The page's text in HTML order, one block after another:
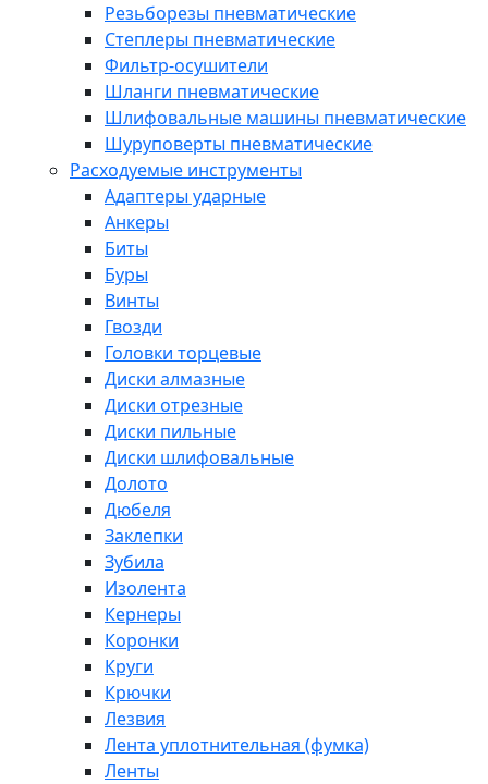
Резьборезы пневматические
Степлеры пневматические
Фильтр-осушители
Шланги пневматические
Шлифовальные машины пневматические
Шуруповерты пневматические
Расходуемые инструменты
Адаптеры ударные
Анкеры
Биты
Буры
Винты
Гвозди
Головки торцевые
Диски алмазные
Диски отрезные
Диски пильные
Диски шлифовальные
Долото
Дюбеля
Заклепки
Зубила
Изолента
Кернеры
Коронки
Круги
Крючки
Лезвия
Лента уплотнительная (фумка)
Ленты